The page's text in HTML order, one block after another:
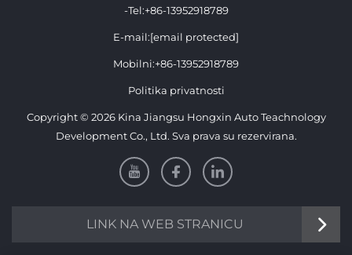
-Tel:+86-13952918789
E-mail:[email protected]
Mobilni:+86-13952918789
Politika privatnosti
Copyright © 2026 Kina Jiangsu Hongxin Auto Teachnology
Development Co., Ltd. Sva prava su rezervirana.
LINK NA WEB STRANICU